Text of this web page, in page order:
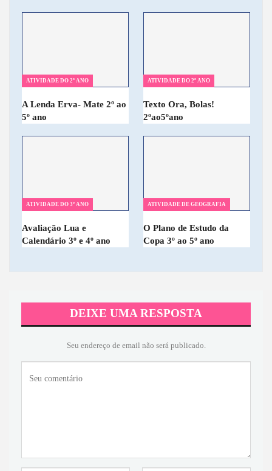
ATIVIDADE DO 2º ANO
A Lenda Erva- Mate 2º ao
5º ano
ATIVIDADE DO 2º ANO
Texto Ora, Bolas!
2ºao5ºano
ATIVIDADE DO 3º ANO
Avaliação Lua e
Calendário 3º e 4º ano
ATIVIDADE DE GEOGRAFIA
O Plano de Estudo da
Copa 3º ao 5º ano
DEIXE UMA RESPOSTA
Seu endereço de email não será publicado.